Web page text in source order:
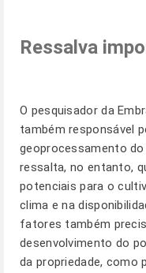
Ressalva
O pesquisador da
também responsável
geoprocessamento
ressalta, no entanto,
potenciais para o
clima e na
fatores também
desenvolvimento do
da propriedade, como